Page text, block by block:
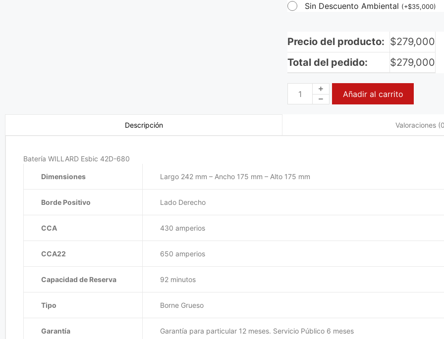
Sin Descuento Ambiental (+$35,000)
Precio del producto: $279,000
Total del pedido:
$279,000
Añadir al carrito
Descripción Valoraciones
Batería WILLARD Esbic 42D-680
Dimensiones Largo 242 mm – Ancho 175 mm – Alto 175 mm
Borde Positivo Lado Derecho
CCA 430 amperios
CCA22 650 amperios
Capacidad de Reserva 92 minutos
Tipo Borne Grueso
Garantía Garantía para particular 12 meses. Servicio Público 6 meses